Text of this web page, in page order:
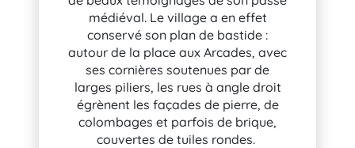
médiéval. Le village a en effet
conservé son plan de bastide :
autour de la place aux Arcades, avec
ses cornières soutenues par de
larges piliers, les rues à angle droit
égrènent les façades de pierre, de
colombages et parfois de brique,
couvertes de tuiles rondes.